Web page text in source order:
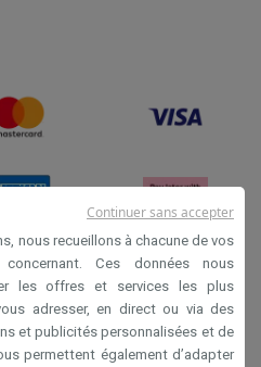
de vente
nous recueillons à chacune de vos
Ces données nous
les offres et services les plus
adresser, en direct ou via des
et publicités personnalisées et de
permettent également d’adapter
Continuer sans accepter